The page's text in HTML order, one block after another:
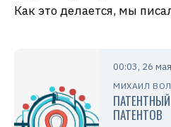
Как это делается, мы
00:03, 26 мая
МИХАИЛ
ПАТЕНТОВ